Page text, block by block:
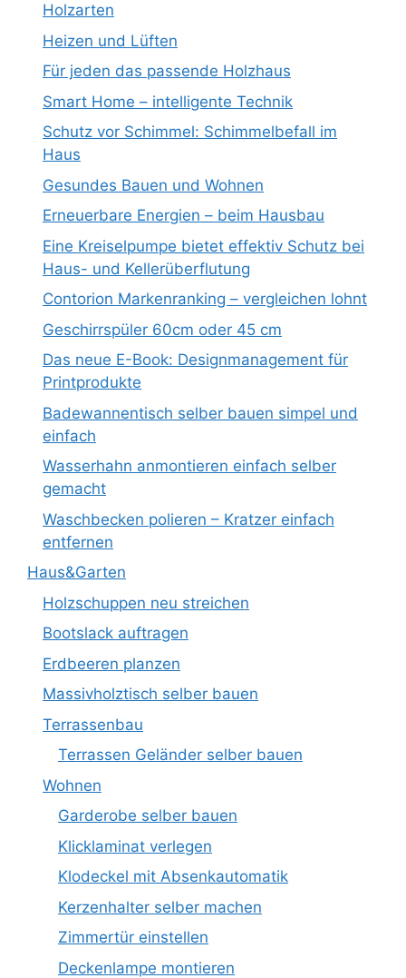
Holzarten
Heizen und Lüften
Für jeden das passende Holzhaus
Smart Home – intelligente Technik
Schutz vor Schimmel: Schimmelbefall im
Haus
Gesundes Bauen und Wohnen
Erneuerbare Energien – beim Hausbau
Eine Kreiselpumpe bietet effektiv Schutz bei
Haus- und Kellerüberflutung
Contorion Markenranking – vergleichen lohnt
Geschirrspüler 60cm oder 45 cm
Das neue E-Book: Designmanagement für
Printprodukte
Badewannentisch selber bauen simpel und
einfach
Wasserhahn anmontieren einfach selber
gemacht
Waschbecken polieren – Kratzer einfach
entfernen
Haus&Garten
Holzschuppen neu streichen
Bootslack auftragen
Erdbeeren planzen
Massivholztisch selber bauen
Terrassenbau
Terrassen Geländer selber bauen
Wohnen
Garderobe selber bauen
Klicklaminat verlegen
Klodeckel mit Absenkautomatik
Kerzenhalter selber machen
Zimmertür einstellen
Deckenlampe montieren